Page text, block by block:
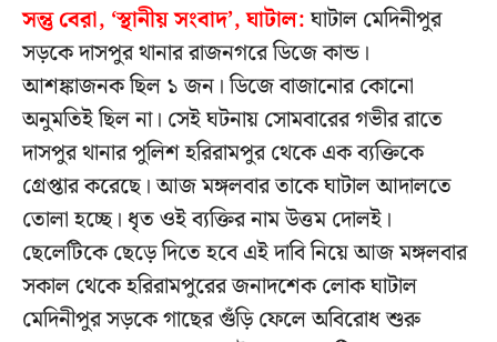
সন্তু বেরা, ‘স্থানীয় সংবাদ’, ঘাটাল:ঘাটাল মেদিনীপুর
সড়কে দাসপুর থানার রাজনগরে ডিজে কান্ড।
আশঙ্কাজনক ছিল ১ জন। ডিজে বাজানোর কোনো
অনুমতিই ছিল না। সেই ঘটনায় সোমবারের গভীর রাতে
দাসপুর থানার পুলিশ হরিরামপুর থেকে এক ব্যক্তিকে
গ্রেপ্তার করেছে। আজ মঙ্গলবার তাকে ঘাটাল আদালতে
তোলা হচ্ছে। ধৃত ওই ব্যক্তির নাম উত্তম দোলই।
ছেলেটিকে ছেড়ে দিতে হবে এই দাবি নিয়ে আজ মঙ্গলবার
সকাল থেকে হরিরামপুরের জনাদশেক লোক ঘাটাল
মেদিনীপুর সড়কে গাছের গুঁড়ি ফেলে অবিরোধ শুরু